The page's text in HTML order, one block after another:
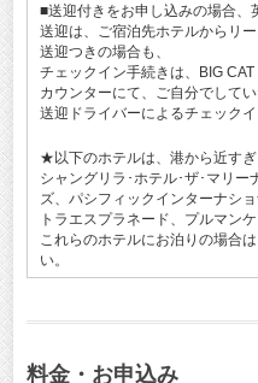
■送迎付きをお申し込みの場合、
送迎は、ご宿泊先ホテルからリ
送迎つきの場合も、
チェックイン手続きは、BIG
カウンターにて、ご自分でしてい
送迎ドライバーによるチェック
★以下のホテルは、港から近すぎ
シャングリラ･ホテル･ザ･マリ
ズ、パシフィックインターナシ
トラエスプラネード、プルマン
これらのホテルにお泊りの場合
い。
料金・お申込み